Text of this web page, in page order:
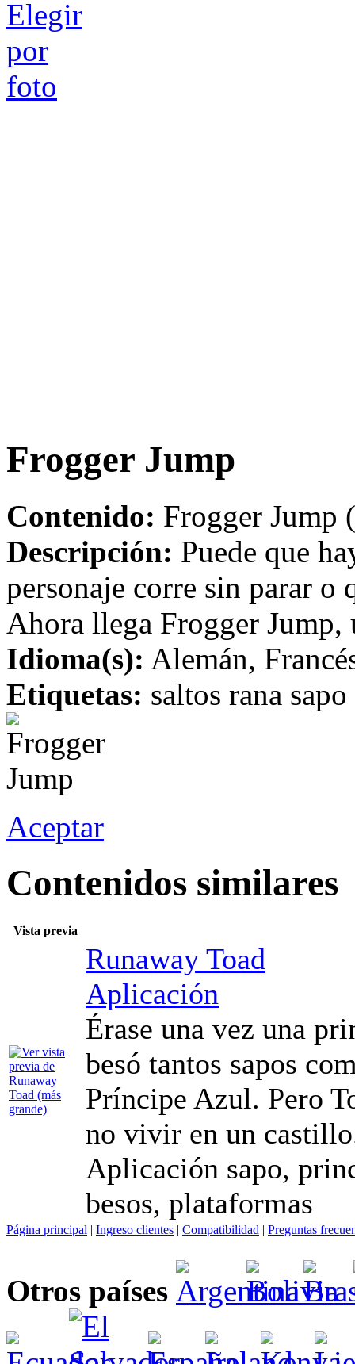
Frogger Jump
Contenido: Frogger Jump
Descripción: Puede que
personaje corre sin parar o
Ahora llega Frogger
Idioma(s): Alemán,
Etiquetas: saltos rana
Aceptar
Contenidos similares
Vista previa
Runaway Toad
Aplicación
Érase una vez una
besó tantos sapos
Príncipe Azul. Pero
no vivir en un
Aplicación sapo,
besos, plataformas
Página principal | Ingreso clientes | Compatibilidad | Preguntas
Otros países